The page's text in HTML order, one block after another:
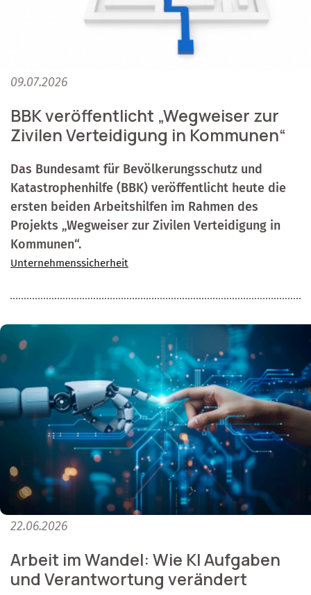
09.07.2026
BBK veröffentlicht „Wegweiser zur
Zivilen Verteidigung in Kommunen“
Das Bundesamt für Bevölkerungsschutz und
Katastrophenhilfe (BBK) veröffentlicht heute die
ersten beiden Arbeitshilfen im Rahmen des
Projekts „Wegweiser zur Zivilen Verteidigung in
Kommunen“.
Unternehmenssicherheit
22.06.2026
Arbeit im Wandel: Wie KI Aufgaben
und Verantwortung verändert